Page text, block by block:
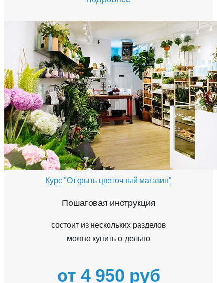
Курс "Открыть цветочный магазин"
Пошаговая инструкция
состоит из нескольких разделов
можно купить отдельно
от 4 950 руб